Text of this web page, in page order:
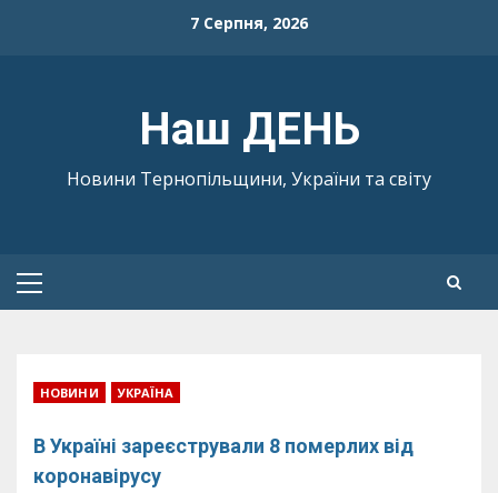
7 Серпня, 2026
Наш ДЕНЬ
Новини Тернопільщини, України та світу
Primary
НОВИНИ УКРАЇНА
В Україні зареєстрували 8 померлих від
коронавірусу